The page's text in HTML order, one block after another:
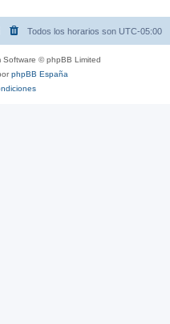
Todos los horarios son UTC-05:00
Software © phpBB Limited
phpBB España